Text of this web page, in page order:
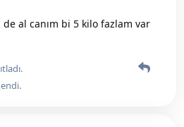
de al canım bi 5 kilo fazlam var
.